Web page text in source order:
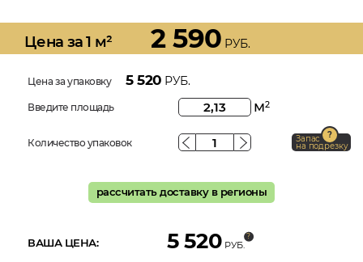
Цена за 1 м² 2 590 РУБ.
Цена за упаковку 5 520 РУБ.
Введите площадь м2
Количество упаковок Запас
на подрезку
рассчитать доставку в регионы
ВАША ЦЕНА: 5 520 РУБ.